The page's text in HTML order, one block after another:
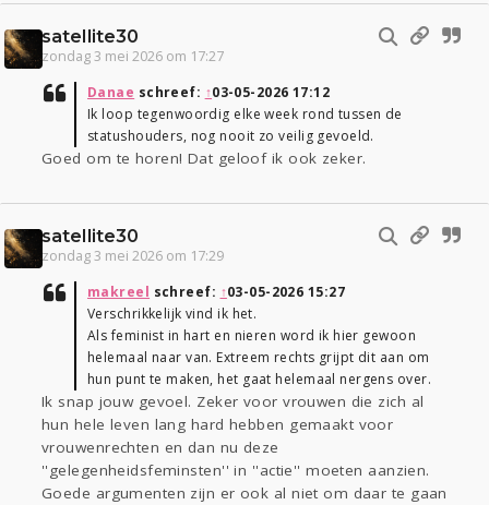
satellite30
zondag 3 mei 2026 om 17:27
Danae schreef: ↑03-05-2026 17:12
Ik loop tegenwoordig elke week rond tussen de
statushouders, nog nooit zo veilig gevoeld.
Goed om te horen! Dat geloof ik ook zeker.
satellite30
zondag 3 mei 2026 om 17:29
makreel schreef: ↑03-05-2026 15:27
Verschrikkelijk vind ik het.
Als feminist in hart en nieren word ik hier gewoon
helemaal naar van. Extreem rechts grijpt dit aan om
hun punt te maken, het gaat helemaal nergens over.
Ik snap jouw gevoel. Zeker voor vrouwen die zich al
hun hele leven lang hard hebben gemaakt voor
vrouwenrechten en dan nu deze
''gelegenheidsfeminsten'' in ''actie'' moeten aanzien.
Goede argumenten zijn er ook al niet om daar te gaan